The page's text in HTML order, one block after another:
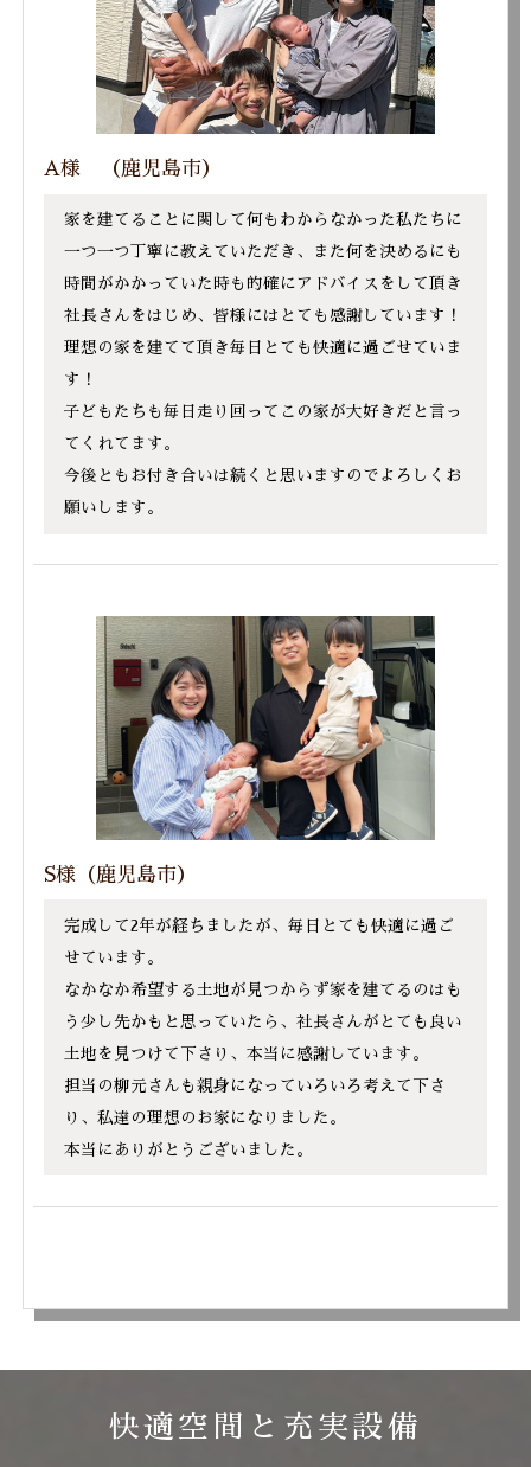
A様 （鹿児島市）
家を建てることに関して何もわからなかった私たちに
一つ一つ丁寧に教えていただき、また何を決めるにも
時間がかかっていた時も的確にアドバイスをして頂き
社長さんをはじめ、皆様にはとても感謝しています！
理想の家を建てて頂き毎日とても快適に過ごせていま
す！
子どもたちも毎日走り回ってこの家が大好きだと言っ
てくれてます。
今後ともお付き合いは続くと思いますのでよろしくお
願いします。
S様（鹿児島市）
完成して2年が経ちましたが、毎日とても快適に過ご
せています。
なかなか希望する土地が見つからず家を建てるのはも
う少し先かもと思っていたら、社長さんがとても良い
土地を見つけて下さり、本当に感謝しています。
担当の柳元さんも親身になっていろいろ考えて下さ
り、私達の理想のお家になりました。
本当にありがとうございました。
快適空間と充実設備